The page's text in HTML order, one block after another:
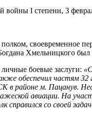
войны I степени, 3
полком, своевременное
Хмельницкого
боевые заслуги:
обеспечил частям 32
в районе м. Пацанув.
авиации. На
со своей